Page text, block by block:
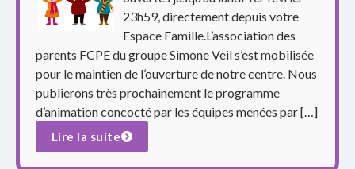
23h59, directement depuis votre
Espace Famille.L’association des
parents FCPE du groupe Simone Veil s’est mobilisée
pour le maintien de l’ouverture de notre centre. Nous
publierons très prochainement le programme
d’animation concocté par les équipes menées par […]
Lire la suite